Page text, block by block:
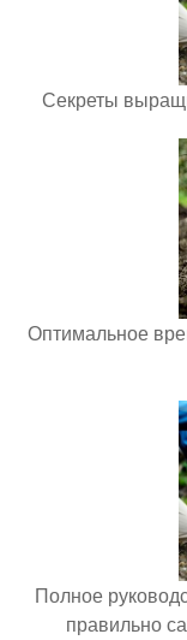
Секреты
Оптимальное
Полное
правильно